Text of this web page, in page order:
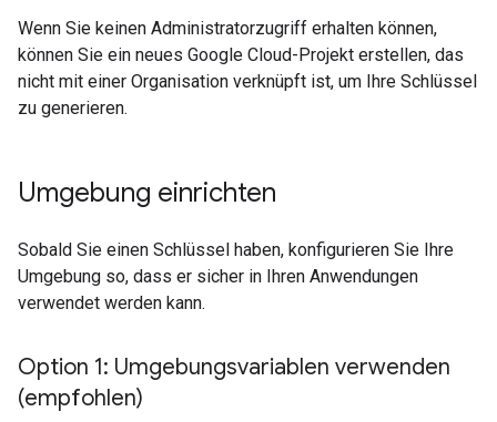
Wenn Sie keinen Administratorzugriff erhalten können,
können Sie ein neues Google Cloud-Projekt erstellen, das
nicht mit einer Organisation verknüpft ist, um Ihre Schlüssel
zu generieren.
Umgebung einrichten
Sobald Sie einen Schlüssel haben, konfigurieren Sie Ihre
Umgebung so, dass er sicher in Ihren Anwendungen
verwendet werden kann.
Option 1: Umgebungsvariablen verwenden
(empfohlen)